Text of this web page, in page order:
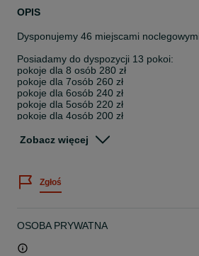
OPIS
Dysponujemy 46 miejscami
Posiadamy do dyspozycji 13 pokoi:
pokoje dla 8 osób 280 zł
pokoje dla 7osób 260 zł
pokoje dla 6osób 240 zł
pokoje dla 5osób 220 zł
pokoje dla 4osób 200 zł
pokoje dla 2 osób to 160zł
jest mozliwość zakwaterowania innej
za osobę nie za pokój
większość pokoi ma łazienkę wewnątrz.
aneksy kuchenne.
Zobacz więcej
Zgłoś
OSOBA PRYWATNA